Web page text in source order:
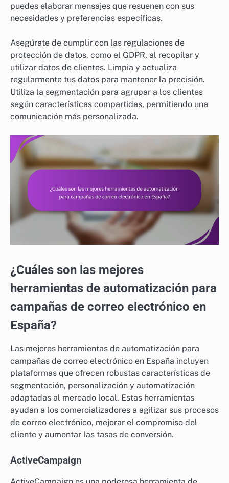
puedes elaborar mensajes que resuenen con sus
necesidades y preferencias específicas.
Asegúrate de cumplir con las regulaciones de
protección de datos, como el GDPR, al recopilar y
utilizar datos de clientes. Limpia y actualiza
regularmente tus datos para mantener la precisión.
Utiliza la segmentación para agrupar a los clientes
según características compartidas, permitiendo una
comunicación más personalizada.
¿Cuáles son las mejores
herramientas de automatización para
campañas de correo electrónico en
España?
Las mejores herramientas de automatización para
campañas de correo electrónico en España incluyen
plataformas que ofrecen robustas características de
segmentación, personalización y automatización
adaptadas al mercado local. Estas herramientas
ayudan a los comercializadores a agilizar sus procesos
de correo electrónico, mejorar el compromiso del
cliente y aumentar las tasas de conversión.
ActiveCampaign